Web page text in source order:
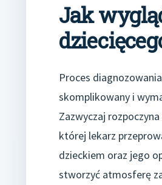
Jak
Proces
skomplikowany i
Zazwyczaj
której lekarz
dzieckiem oraz jego
stworzyć atmosferę